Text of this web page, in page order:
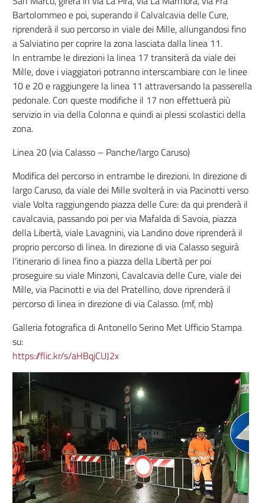
Bartolommeo e poi, superando il Calvalcavia delle Cure,
riprenderà il suo percorso in viale dei Mille, allungandosi fino
a Salviatino per coprire la zona lasciata dalla linea 11.
In entrambe le direzioni la linea 17 transiterà da viale dei
Mille, dove i viaggiatori potranno interscambiare con le linee
10 e 20 e raggiungere la linea 11 attraversando la passerella
pedonale. Con queste modifiche il 17 non effettuerà più
servizio in via della Colonna e quindi ai plessi scolastici della
zona.
Linea 20 (via Calasso – Panche/largo Caruso)
Modifica del percorso in entrambe le direzioni. In direzione di
largo Caruso, da viale dei Mille svolterà in via Pacinotti verso
viale Volta raggiungendo piazza delle Cure: da qui prenderà il
cavalcavia, passando poi per via Mafalda di Savoia, piazza
della Libertà, viale Lavagnini, via Landino dove riprenderà il
proprio percorso di linea. In direzione di via Calasso seguirà
l’itinerario di linea fino a piazza della Libertà per poi
proseguire su viale Minzoni, Cavalcavia delle Cure, viale dei
Mille, via Pacinotti e via del Pratellino, dove riprenderà il
percorso di linea in direzione di via Calasso. (mf, mb)
Galleria fotografica di Antonello Serino Met Ufficio Stampa
su:
https://flic.kr/s/aHBqjCUJ2x